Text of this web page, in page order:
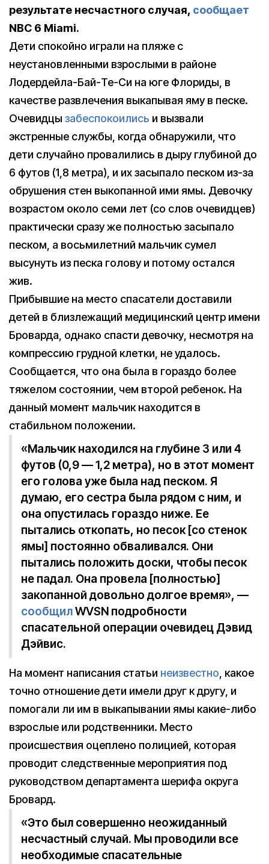
результате несчастного случая, сообщает
NBC 6 Miami.
Дети спокойно играли на пляже с
неустановленными взрослыми в районе
Лодердейла-Бай-Те-Си на юге Флориды, в
качестве развлечения выкапывая яму в песке.
Очевидцы забеспокоились и вызвали
экстренные службы, когда обнаружили, что
дети случайно провалились в дыру глубиной до
6 футов (1,8 метра), и их засыпало песком из-за
обрушения стен выкопанной ими ямы. Девочку
возрастом около семи лет (со слов очевидцев)
практически сразу же полностью засыпало
песком, а восьмилетний мальчик сумел
высунуть из песка голову и потому остался
жив.
Прибывшие на место спасатели доставили
детей в близлежащий медицинский центр имени
Броварда, однако спасти девочку, несмотря на
компрессию грудной клетки, не удалось.
Сообщается, что она была в гораздо более
тяжелом состоянии, чем второй ребенок. На
данный момент мальчик находится в
стабильном положении.
«Мальчик находился на глубине 3 или 4
футов (0,9 — 1,2 метра), но в этот момент
его голова уже была над песком. Я
думаю, его сестра была рядом с ним, и
она опустилась гораздо ниже. Ее
пытались откопать, но песок [со стенок
ямы] постоянно обваливался. Они
пытались положить доски, чтобы песок
не падал. Она провела [полностью]
закопанной довольно долгое время», —
сообщилWVSN подробности
спасательной операции очевидец Дэвид
Дэйвис.
На момент написания статьи неизвестно, какое
точно отношение дети имели друг к другу, и
помогали ли им в выкапывании ямы какие-либо
взрослые или родственники. Место
происшествия оцеплено полицией, которая
проводит следственные мероприятия под
руководством департамента шерифа округа
Бровард.
«Это был совершенно неожиданный
несчастный случай. Мы проводили все
необходимые спасательные